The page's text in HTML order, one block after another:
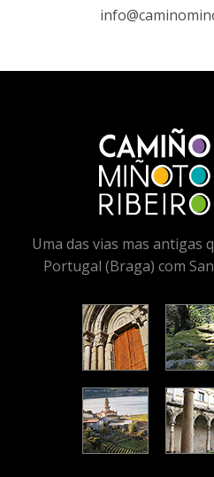
Uma das vias mas antigas
Portugal (Braga) com